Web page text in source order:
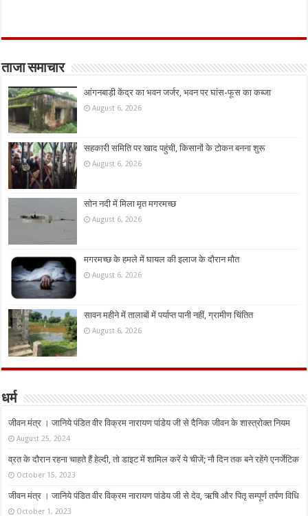
ताजा समाचार
आंगनबाड़ी केंद्र का भवन जर्जर, भवन पर घांस-फूस का कब्जा
August 6, 2026
सहकारी समिति पर खाद पहुंची, किसानों के टोकन बनना शुरू
August 6, 2026
सोन नदी में मिला मृत मगरमच्छ
August 6, 2026
मगरमच्छ के हमले में घायल की इलाज के दौरान मौत
August 6, 2026
सावन महीने में तालाबों में पर्याप्त पानी नहीं, ग्रामीण चिंतित
August 6, 2026
धर्म
जीवन मंत्र । जानिये पंडित वीर विक्रम नारायण पांडेय जी से दैनिक जीवन के शास्त्रोक्त नियम
August 25, 2024
व्रत के दौरान रहना चाहते हैं हेल्दी, तो डाइट में शामिल करें ये चीजें; नौ दिन तक बने रहेंगे एनर्जेटिक
October 15, 2023
जीवन मंत्र । जानिये पंडित वीर विक्रम नारायण पांडेय जी से देव, ऋषि और पितृ सम्पूर्ण तर्पण विधि
October 1, 2023